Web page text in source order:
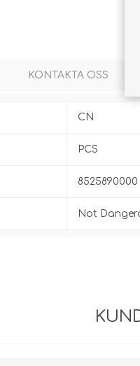
KONTAKTA OSS
CN
PCS
8525890000
Not